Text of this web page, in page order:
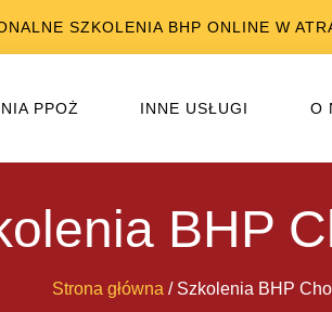
SZKOLENIA BHP ONLINE W
PPOŻ INNE USŁUGI O
BHP
Strona główna / Szkolenia BHP